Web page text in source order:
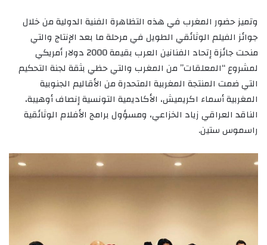
وتميز حضور المغرب في هذه التظاهرة الفنية الدولية من خلال
جوائز الفيلم الوثائقي الطويل في مرحلة ما بعد الإنتاج والتي
منحت جائزة إتحاد الفنانين العرب بقيمة 2000 دولار أمريكي
لمشروع “المعلقات” من المغرب والتي حظي بثقة لجنة التحكيم
التي ضمت المنتجة المغربية المتحدرة من الأقاليم الجنوبية
المغربية أسماء اكريميش، الأكاديمية التونسية إنصاف أوهيبة،
الناقد العراقي زياد الخزاعي، ومسؤول برامج الأفلام الوثائقية
راسموس ستين.